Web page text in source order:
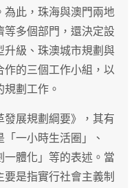
為此，珠海與澳門兩地
等多個部門，還決定設
升級、珠澳城市規劃與
作的三個工作小組，以
劃工作。
展規劃綱要》，其有
一小時生活圈」、
一體化」等的表述。當
是指實行社會主義制